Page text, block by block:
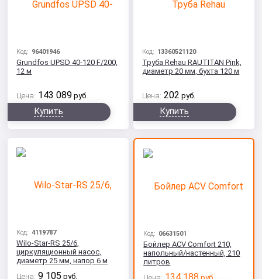
Код: 96401946
Grundfos UPSD 40-120 F/200,
12 м
Цена: 143 089 руб.
Купить
Код: 13360521120
Труба Rehau RAUTITAN Pink,
диаметр 20 мм, бухта 120 м
Цена: 202 руб.
Купить
Код:4119787
Wilo-Star-RS 25/6,
циркуляционный насос,
диаметр 25 мм, напор 6 м
Цена: 9 105 руб.
Код: 06631501
Бойлер ACV Comfort 210,
напольный/настенный, 210
литров